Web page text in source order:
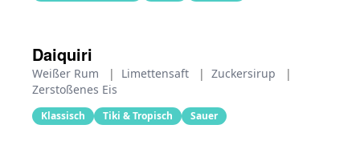
Daiquiri
Weißer Rum | Limettensaft | Zuckersirup
|
Zerstoßenes Eis
Klassisch Tiki & Tropisch Sauer